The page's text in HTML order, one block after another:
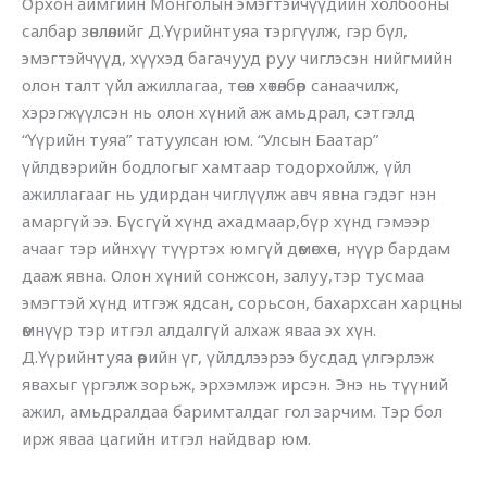
салбар зөвлөлийг Д.Үүрийнтуяа тэргүүлж, гэр бүл,
эмэгтэйчүүд, хүүхэд багачууд руу чиглэсэн нийгмийн
олон талт үйл ажиллагаа, төсөл хөтөлбөр санаачилж,
хэрэгжүүлсэн нь олон хүний аж амьдрал, сэтгэлд
“Үүрийн туяа” татуулсан юм. “Улсын Баатар”
үйлдвэрийн бодлогыг хамтаар тодорхойлж, үйл
ажиллагааг нь удирдан чиглүүлж авч явна гэдэг нэн
амаргүй ээ. Бүсгүй хүнд ахадмаар,бүр хүнд гэмээр
ачааг тэр ийнхүү түүртэх юмгүй дөмөгхөн, нүүр бардам
дааж явна. Олон хүний сонжсон, залуу,тэр тусмаа
эмэгтэй хүнд итгэж ядсан, сорьсон, бахархсан харцны
өмнүүр тэр итгэл алдалгүй алхаж яваа эх хүн.
Д.Үүрийнтуяа өөрийн үг, үйлдлээрээ бусдад үлгэрлэж
явахыг үргэлж зорьж, эрхэмлэж ирсэн. Энэ нь түүний
ажил, амьдралдаа баримталдаг гол зарчим. Тэр бол
ирж яваа цагийн итгэл найдвар юм.